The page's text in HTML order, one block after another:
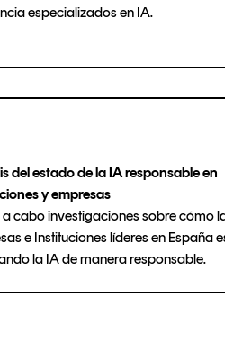
especializados en IA.
del estado de la IA responsable en
y empresas
cabo investigaciones sobre cómo
e Instituciones líderes en España
la IA de manera responsable.